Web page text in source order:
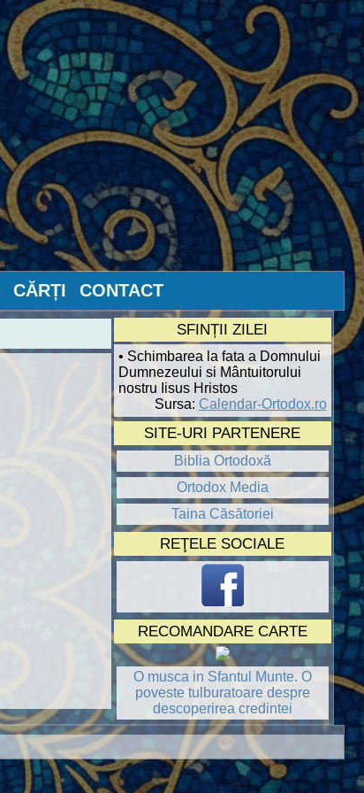
CĂRȚI CONTACT
SFINȚII ZILEI
• Schimbarea la fata a Domnului
Dumnezeului si Mântuitorului
nostru Iisus Hristos
Sursa: Calendar-Ortodox.ro
SITE-URI PARTENERE
Biblia Ortodoxă
Ortodox Media
Taina Căsătoriei
REŢELE SOCIALE
RECOMANDARE CARTE
O musca in Sfantul Munte. O
poveste tulburatoare despre
descoperirea credintei